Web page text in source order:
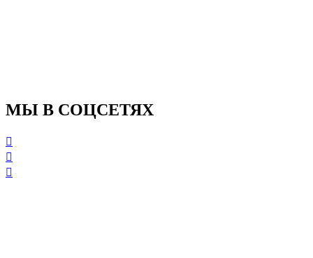
МЫ В СОЦСЕТЯХ